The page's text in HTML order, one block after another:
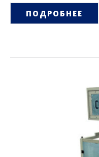
ПОДРОБНЕЕ